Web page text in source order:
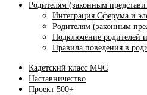
Родителям (законным
Интеграция Сферума и
Родителям (законным
Подключение
Правила поведения в
Кадетский класс МЧС
Наставничество
Проект 500+